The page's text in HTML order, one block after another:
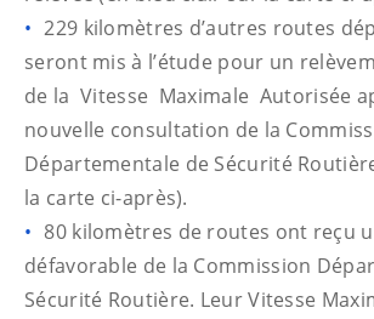
229 kilomètres d’autres routes
seront mis à l’étude pour un
de la Vitesse Maximale Autorisée
nouvelle consultation de la
Départementale de Sécurité
la carte ci-après).
80 kilomètres de routes ont reçu
défavorable de la Commission
Sécurité Routière. Leur Vitesse